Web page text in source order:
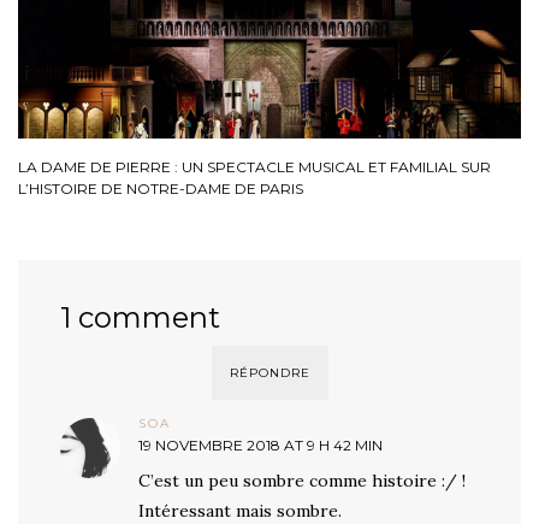
LA DAME DE PIERRE : UN SPECTACLE MUSICAL ET FAMILIAL SUR
L’HISTOIRE DE NOTRE-DAME DE PARIS
1 comment
RÉPONDRE
SOA
19 NOVEMBRE 2018 AT 9 H 42 MIN
C’est un peu sombre comme histoire :/ !
Intéressant mais sombre.